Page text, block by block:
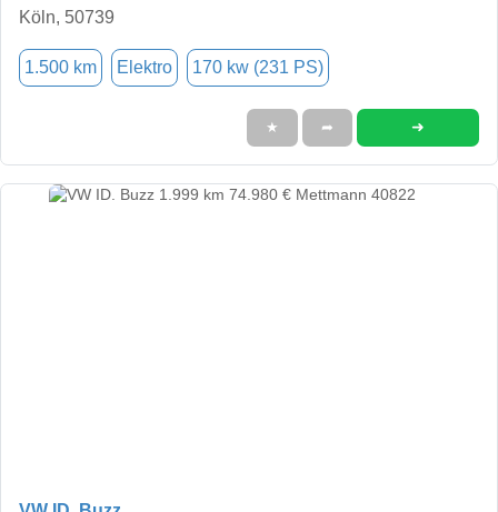
Köln, 50739
1.500 km Elektro 170 kw (231 PS)
★ ➦ ➜